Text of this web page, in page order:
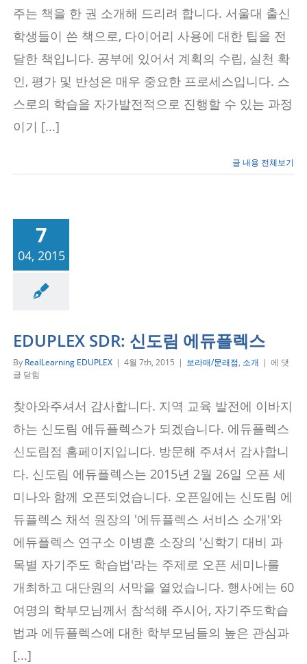
보
더
효
과
적
인
방
은?
주는 책을 한 권 소개해 드리려 합니다. 서울대 출신
학생들이 쓴 책으로, 다이어리 사용에 대한 팁을 전
달한 책입니다. 공부에 있어서 계획의 수립, 실천 확
인, 평가 및 반성은 매우 중요한 프로세스입니다. 스
스로의 학습을 자가발전적으로 진행할 수 있는 과정
이기 [...]
글 내용 전체보기
7
04, 2015
EDUPLEX SDR: 신도림 에듀플렉스
By RealLearning EDUPLEX | 4월 7th, 2015 | 보라매/문래점, 소개 | EDUPLEX
도
림
에
듀
플
렉
스
에 댓
글 닫힘
찾아와주셔서 감사합니다. 지역 교육 발전에 이바지
하는 신도림 에듀플렉스가 되겠습니다. 에듀플렉스
신도림점 홈페이지입니다. 방문해 주셔서 감사합니
다. 신도림 에듀플렉스는 2015년 2월 26일 오픈 세
미나와 함께 오픈되었습니다. 오픈일에는 신도림 에
듀플렉스 채석 원장의 '에듀플렉스 서비스 소개'와
에듀플렉스 연구소 이병훈 소장의 '신학기 대비 과
목별 자기주도 학습법'라는 주제로 오픈 세미나를
개최하고 대단원의 서막을 열었습니다. 행사에는 60
여명의 학부모님께서 참석해 주시어, 자기주도학습
법과 에듀플렉스에 대한 학부모님들의 높은 관심과
[...]